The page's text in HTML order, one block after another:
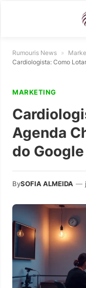
Rumouris News »
Cardiologista: Como
MARKETING
Agenda
do Google
BySOFIA ALMEIDA —